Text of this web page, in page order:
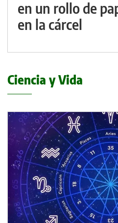
en un rollo de
en la cárcel
Ciencia y Vida